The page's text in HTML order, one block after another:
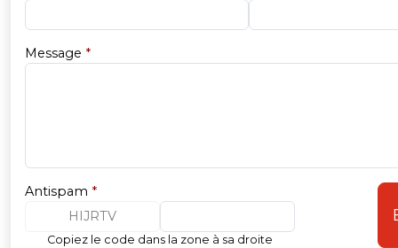
Message *
Antispam *
HIJRTV
Copiez le code dans la zone à sa droite